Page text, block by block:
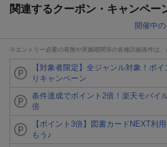
関連するクーポン・キャンペー
開催中
※エントリー必要の有無や実施期間等の各種詳細条件は、
【対象者限定】全ジャンル対象！ポ
りキャンペーン
条件達成でポイント2倍！楽天モバイ
倍
【ポイント3倍】図書カードNEXT利
もう♪